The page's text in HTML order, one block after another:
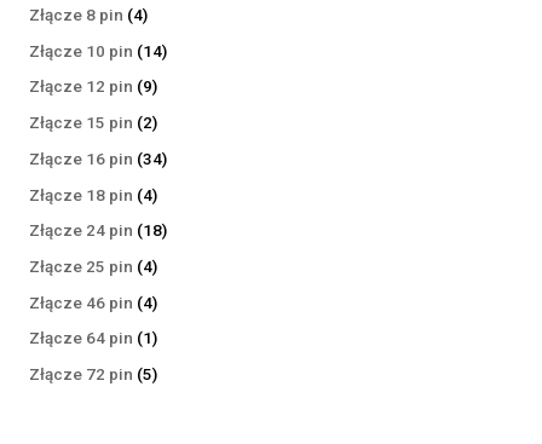
Złącze 8 pin 44
produkty
Złącze 10 pin 1414
Złącze 12 pin 99
produktów
Złącze 15 pin 22
produkty
Złącze 16 pin 3434
Złącze 18 pin 44
produkty
Złącze 24 pin 1818
Złącze 25 pin 44
produkty
Złącze 46 pin 44
produkty
Złącze 64 pin 11
produkt
Złącze 72 pin 55